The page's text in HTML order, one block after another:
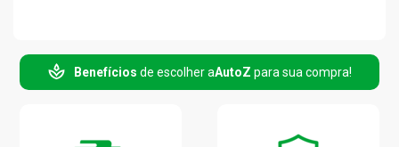
Benefícios de escolher aAutoZ para sua compra!